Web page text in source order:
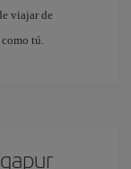
viajar de
tú.